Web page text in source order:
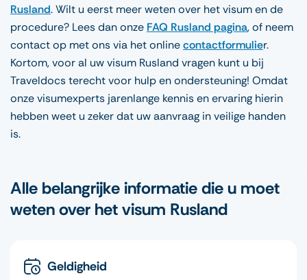
Rusland. Wilt u eerst meer weten over het visum en de
procedure? Lees dan onze FAQ Rusland pagina, of neem
contact op met ons via het onlinecontactformulier.
Kortom, voor al uw visum Rusland vragen kunt u bij
Traveldocs terecht voor hulp en ondersteuning! Omdat
onze visumexperts jarenlange kennis en ervaring hierin
hebben weet u zeker dat uw aanvraag in veilige handen
is.
Alle belangrijke informatie die u moet
weten over het visum Rusland
Geldigheid